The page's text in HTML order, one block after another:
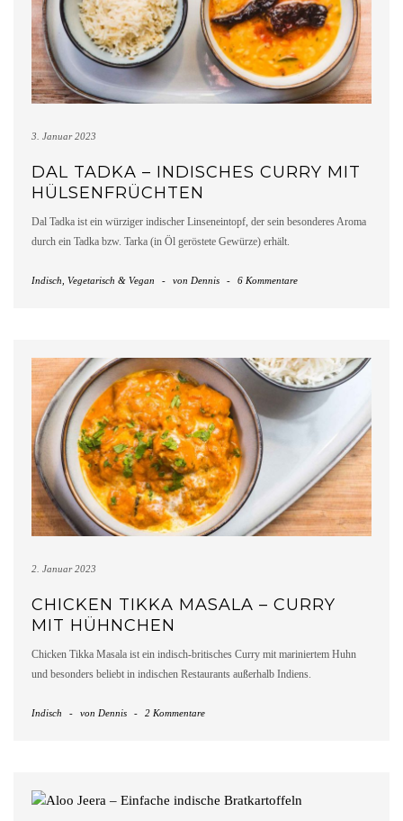
3. Januar 2023
DAL TADKA – INDISCHES CURRY MIT
HÜLSENFRÜCHTEN
Dal Tadka ist ein würziger indischer Linseneintopf, der sein besonderes Aroma
durch ein Tadka bzw. Tarka (in Öl geröstete Gewürze) erhält.
Indisch Vegetarisch & Vegan - von Dennis - 6 Kommentare
2. Januar 2023
CHICKEN TIKKA MASALA – CURRY
MIT HÜHNCHEN
Chicken Tikka Masala ist ein indisch-britisches Curry mit mariniertem Huhn
und besonders beliebt in indischen Restaurants außerhalb Indiens.
Indisch - von Dennis - 2 Kommentare